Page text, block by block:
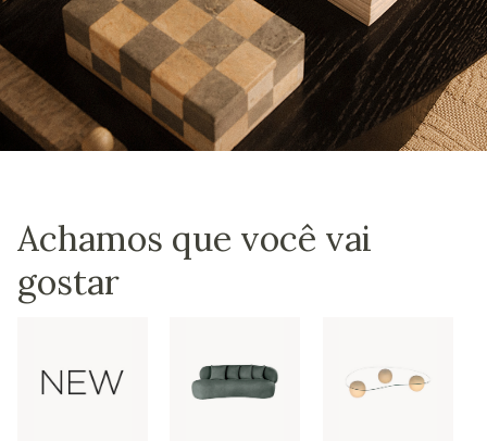
Achamos que você vai
gostar